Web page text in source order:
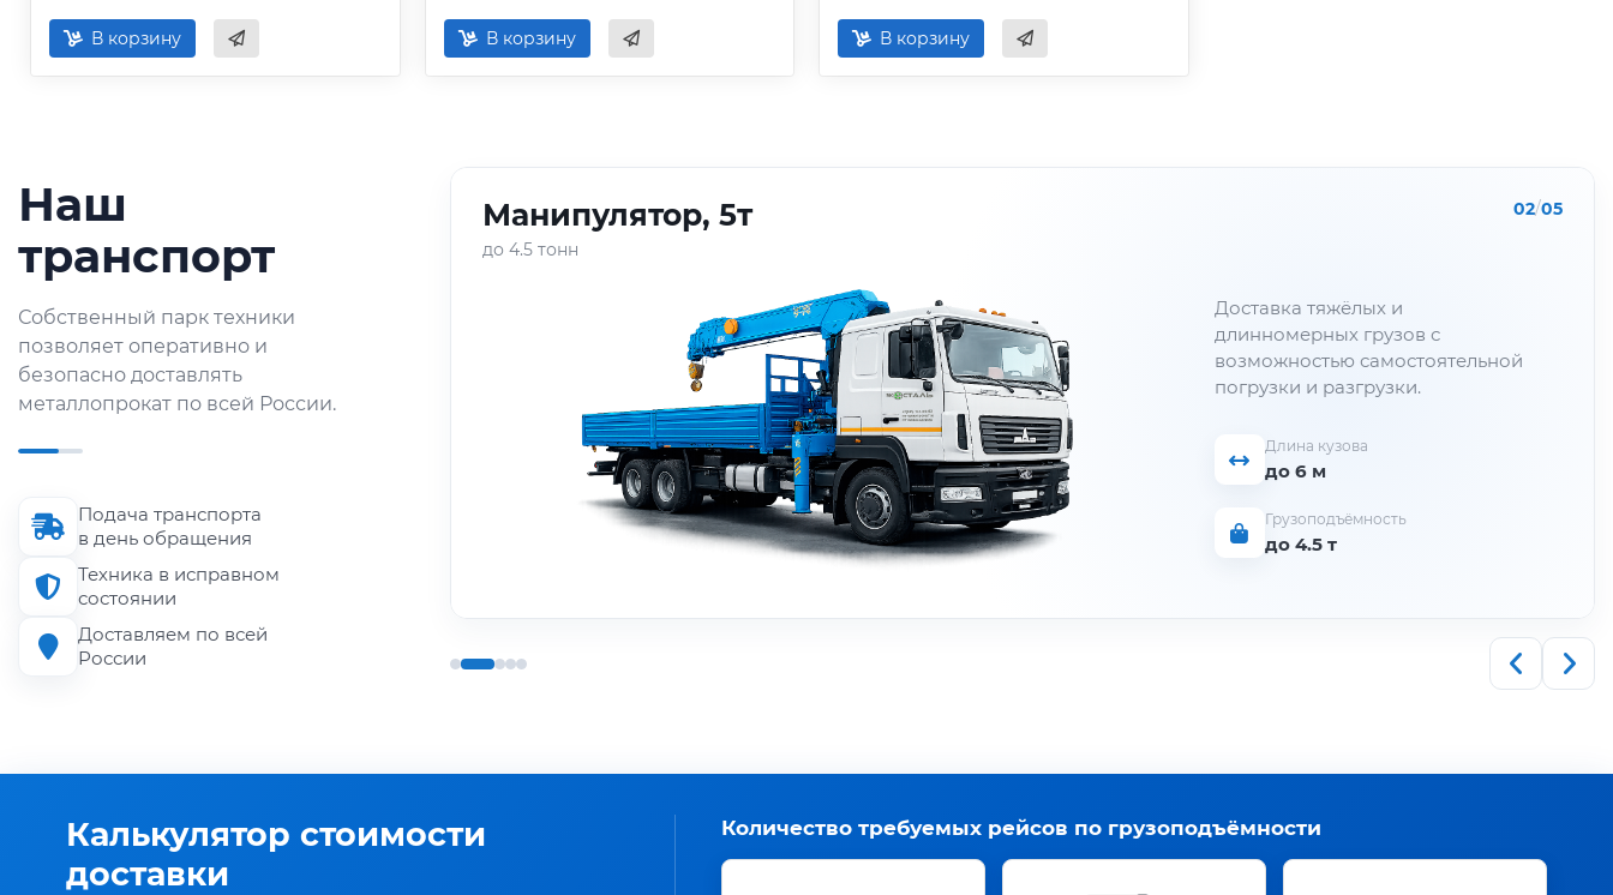
В корзину В корзину В корзину
Наш
транспорт
Собственный парк техники
позволяет оперативно и
безопасно доставлять
металлопрокат по всей России.
Подача транспорта
в день обращения
Техника в исправном
состоянии
Доставляем по всей
России
Оперативная доставка
небольших партий
металлопроката по городу и
области.
Грузоподъёмность
до 1.5 т
Манипулятор, 5т
до 4.5 тонн
02/05
Доставка тяжёлых и
длинномерных грузов с
возможностью самостоятельной
погрузки и разгрузки.
Длина кузова
до 6 м
Грузоподъёмность
до 4.5 т
Калькулятор стоимости
доставки
Количество требуемых рейсов по грузоподъёмности